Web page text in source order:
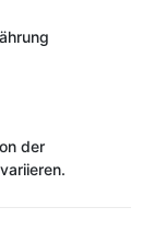
der